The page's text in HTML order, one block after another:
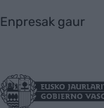
Enpresak gaur